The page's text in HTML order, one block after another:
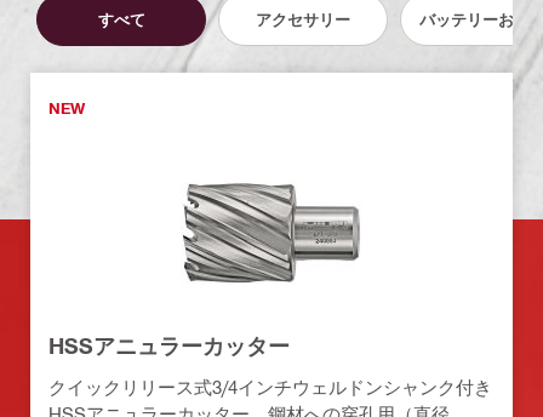
すべて アクセサリー バッテリーおよ
NEW
HSSアニュラーカッター
クイックリリース式3/4インチウェルドンシャンク付き